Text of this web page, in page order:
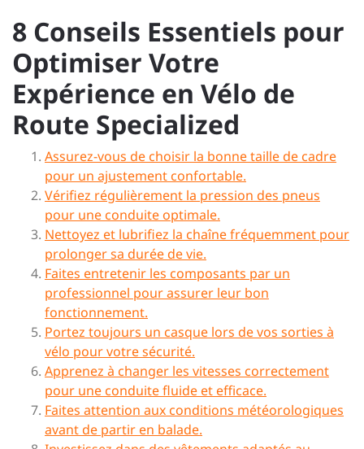
8 Conseils Essentiels pour
Optimiser Votre
Expérience en Vélo de
Route Specialized
Assurez-vous de choisir la bonne taille de cadre
pour un ajustement confortable.
Vérifiez régulièrement la pression des pneus
pour une conduite optimale.
Nettoyez et lubrifiez la chaîne fréquemment pour
prolonger sa durée de vie.
Faites entretenir les composants par un
professionnel pour assurer leur bon
fonctionnement.
Portez toujours un casque lors de vos sorties à
vélo pour votre sécurité.
Apprenez à changer les vitesses correctement
pour une conduite fluide et efficace.
Faites attention aux conditions météorologiques
avant de partir en balade.